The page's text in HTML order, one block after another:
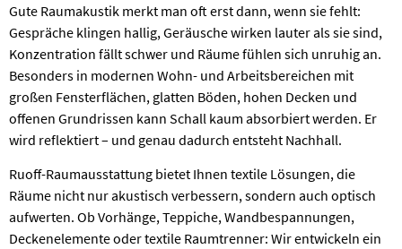
Gute Raumakustik merkt man oft erst dann, wenn sie fehlt:
Gespräche klingen hallig, Geräusche wirken lauter als sie sind,
Konzentration fällt schwer und Räume fühlen sich unruhig an.
Besonders in modernen Wohn- und Arbeitsbereichen mit
großen Fensterflächen, glatten Böden, hohen Decken und
offenen Grundrissen kann Schall kaum absorbiert werden. Er
wird reflektiert – und genau dadurch entsteht Nachhall.
Ruoff-Raumausstattung bietet Ihnen textile Lösungen, die
Räume nicht nur akustisch verbessern, sondern auch optisch
aufwerten. Ob Vorhänge, Teppiche, Wandbespannungen,
Deckenelemente oder textile Raumtrenner: Wir entwickeln ein